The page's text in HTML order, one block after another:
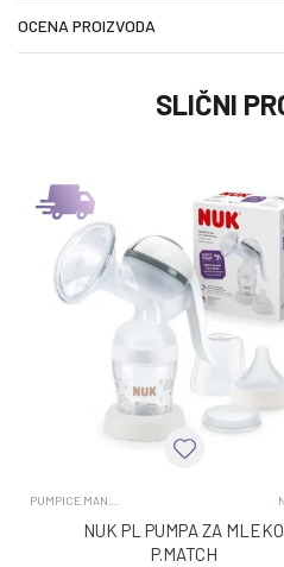
OCENA PROIZVODA
SLIČNI
PUMPICE MANUELNE
NUK PL PUMPA ZA MLEKO
P.MATCH